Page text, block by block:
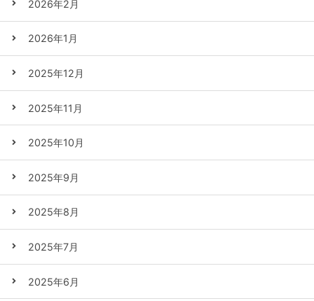
2026年2月
2026年1月
2025年12月
2025年11月
2025年10月
2025年9月
2025年8月
2025年7月
2025年6月